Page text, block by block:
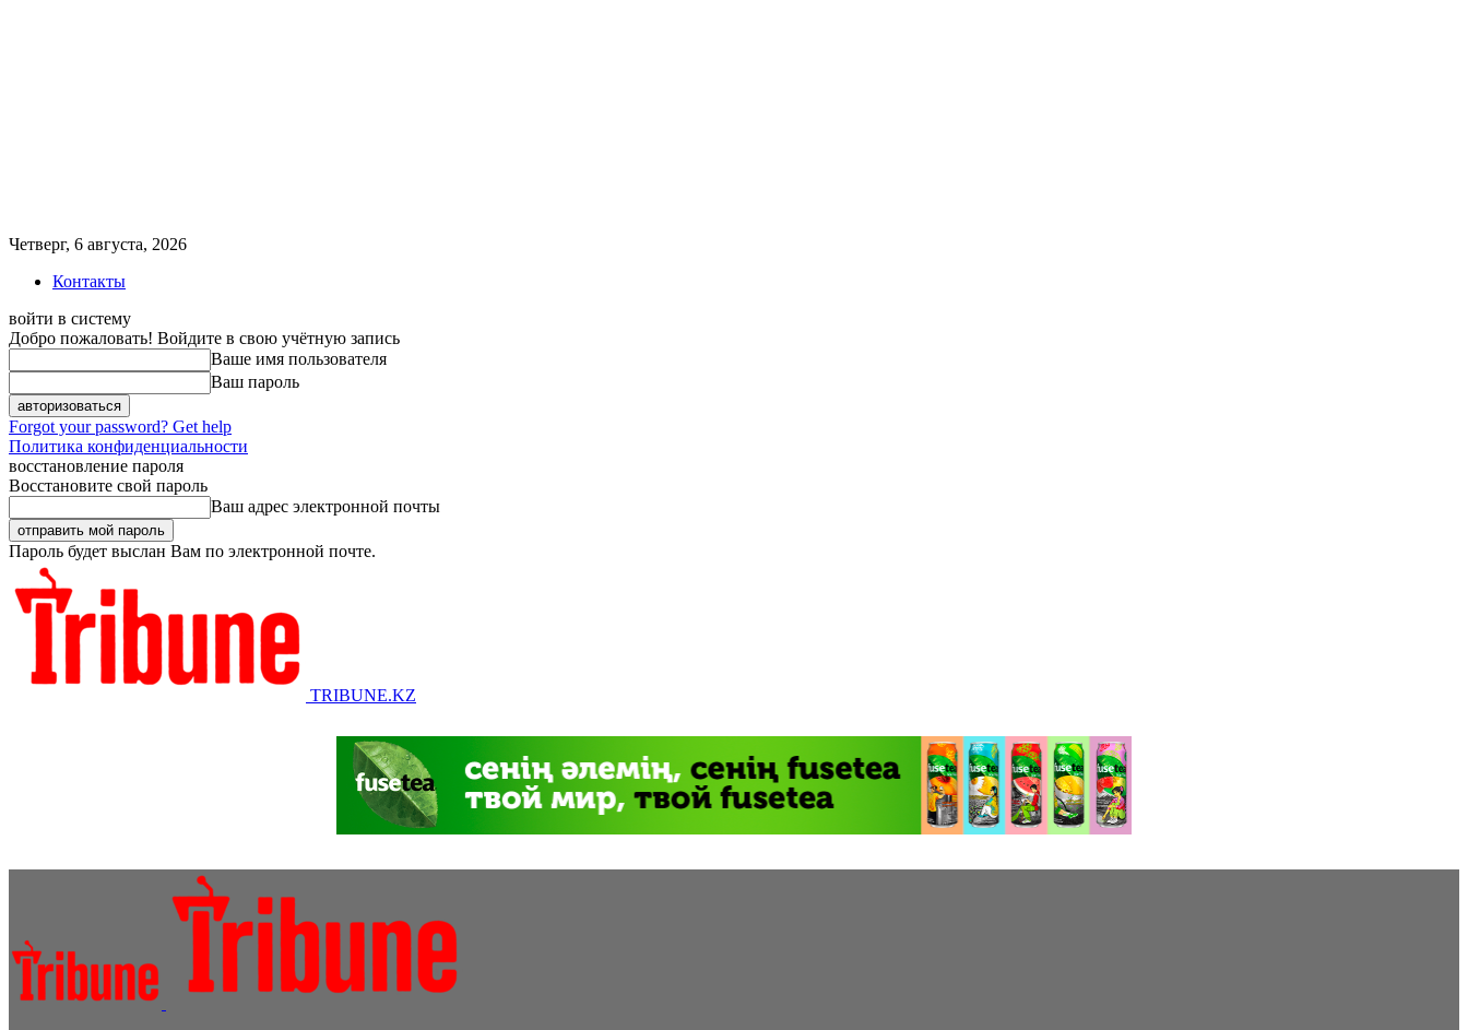
Четверг, 6 августа, 2026
Контакты
войти в систему
Добро пожаловать! Войдите в свою учётную запись
Ваше имя пользователя
Ваш пароль
Forgot your password? Get help
Политика конфиденциальности
восстановление пароля
Восстановите свой пароль
Ваш адрес электронной почты
Пароль будет выслан Вам по электронной почте.
TRIBUNE.KZ